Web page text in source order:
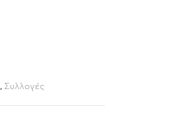
, Συλλογές